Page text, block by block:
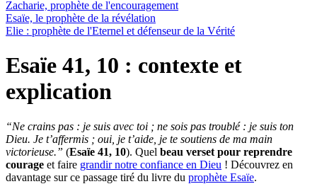
Zacharie, prophète de l'encouragement
Esaïe, le prophète de la révélation
Elie : prophète de l'Eternel et défenseur de la Vérité
Esaïe 41, 10 : contexte et
explication
“Ne crains pas : je suis avec toi ; ne sois pas troublé : je suis ton
Dieu. Je t’affermis ; oui, je t’aide, je te soutiens de ma main
victorieuse.” (Esaïe 41, 10). Quel beau verset pour reprendre
courage et faire grandir notre confiance en Dieu ! Découvrez en
davantage sur ce passage tiré du livre du prophète Esaïe.